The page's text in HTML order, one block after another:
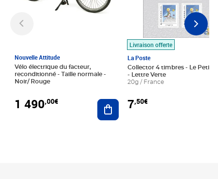
Nouvelle Attitude
Vélo électrique du facteur,
reconditionné - Taille normale -
Noir/ Rouge
1 490,00€ Ajouter au panier
Livraison offerte
La Poste
Collector 4 timbres - Le Petit
- Lettre Verte
20g / France
7,50€